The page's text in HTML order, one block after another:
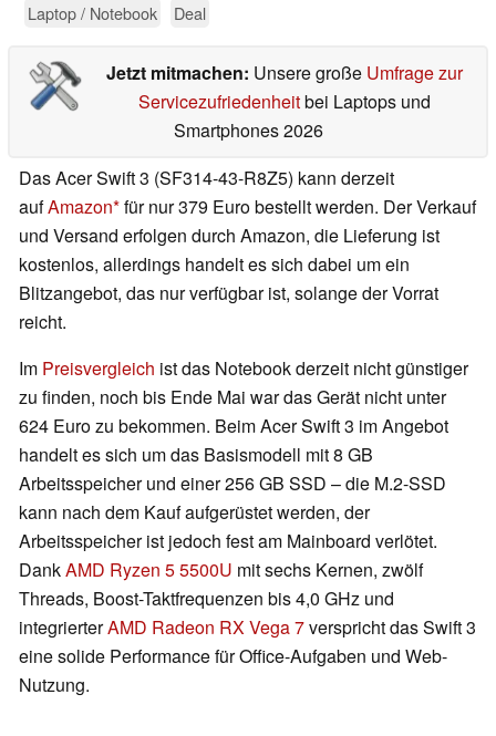
Laptop / Notebook Deal
Jetzt mitmachen: Unsere große Umfrage zur
Servicezufriedenheitbei Laptops und
Smartphones 2026
Das Acer Swift 3 (SF314-43-R8Z5) kann derzeit
aufAmazon für nur 379 Euro bestellt werden. Der Verkauf
und Versand erfolgen durch Amazon, die Lieferung ist
kostenlos, allerdings handelt es sich dabei um ein
Blitzangebot, das nur verfügbar ist, solange der Vorrat
reicht.
Im Preisvergleich ist das Notebook derzeit nicht günstiger
zu finden, noch bis Ende Mai war das Gerät nicht unter
624 Euro zu bekommen. Beim Acer Swift 3 im Angebot
handelt es sich um das Basismodell mit 8 GB
Arbeitsspeicher und einer 256 GB SSD – die M.2-SSD
kann nach dem Kauf aufgerüstet werden, der
Arbeitsspeicher ist jedoch fest am Mainboard verlötet.
DankAMD Ryzen 5 5500U mit sechs Kernen, zwölf
Threads, Boost-Taktfrequenzen bis 4,0 GHz und
integrierterAMD Radeon RX Vega 7verspricht das Swift 3
eine solide Performance für Office-Aufgaben und Web-
Nutzung.